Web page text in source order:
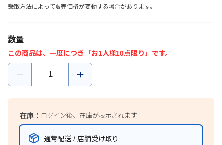
受取方法によって販売価格が変動する場合があります。
数量
この商品は、一度につき「お1人様10点限り」です。
在庫： ログイン後、在庫が表示されます
通常配送 / 店舗受け取り